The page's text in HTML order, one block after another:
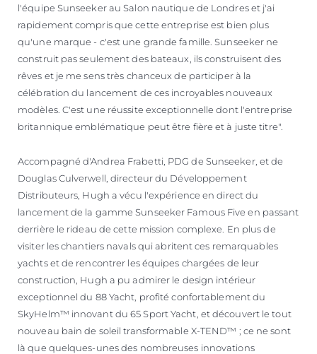
l'équipe Sunseeker au Salon nautique de Londres et j'ai
rapidement compris que cette entreprise est bien plus
qu'une marque - c'est une grande famille. Sunseeker ne
construit pas seulement des bateaux, ils construisent des
rêves et je me sens très chanceux de participer à la
célébration du lancement de ces incroyables nouveaux
modèles. C'est une réussite exceptionnelle dont l'entreprise
britannique emblématique peut être fière et à juste titre".
Accompagné d'Andrea Frabetti, PDG de Sunseeker, et de
Douglas Culverwell, directeur du Développement
Distributeurs, Hugh a vécu l'expérience en direct du
lancement de la gamme Sunseeker Famous Five en passant
derrière le rideau de cette mission complexe. En plus de
visiter les chantiers navals qui abritent ces remarquables
yachts et de rencontrer les équipes chargées de leur
construction, Hugh a pu admirer le design intérieur
exceptionnel du 88 Yacht, profité confortablement du
SkyHelm™ innovant du 65 Sport Yacht, et découvert le tout
nouveau bain de soleil transformable X-TEND™ ; ce ne sont
là que quelques-unes des nombreuses innovations